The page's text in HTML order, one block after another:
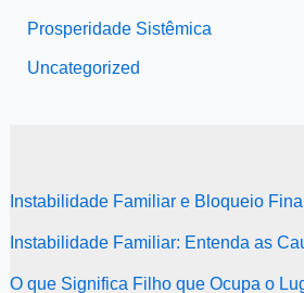
Prosperidade Sistêmica
Uncategorized
Instabilidade Familiar e Bloqueio
Instabilidade Familiar: Entenda as
O que Significa Filho que Ocupa o